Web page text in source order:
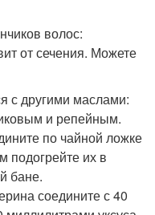
волос:
от сечения. Можете
с другими маслами:
и репейным.
по чайной ложке
подогрейте их в
бане.
соедините с 40